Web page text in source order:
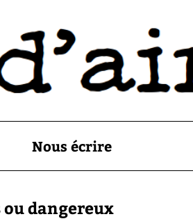
Nous écrire
dangereux